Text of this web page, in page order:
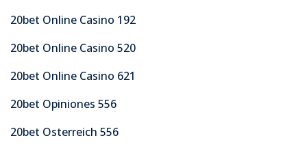
20bet Online Casino 192
20bet Online Casino 520
20bet Online Casino 621
20bet Opiniones 556
20bet Osterreich 556